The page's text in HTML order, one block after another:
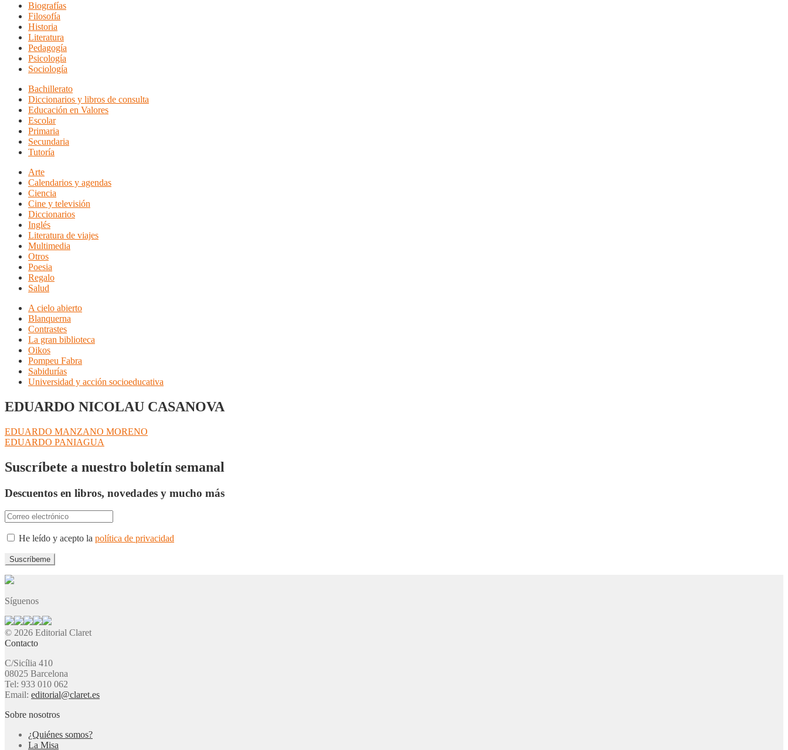
Biografías
Filosofía
Historia
Literatura
Pedagogía
Psicología
Sociología
Bachillerato
Diccionarios y libros de consulta
Educación en Valores
Escolar
Primaria
Secundaria
Tutoría
Arte
Calendarios y agendas
Ciencia
Cine y televisión
Diccionarios
Inglés
Literatura de viajes
Multimedia
Otros
Poesia
Regalo
Salud
A cielo abierto
Blanquerna
Contrastes
La gran biblioteca
Oikos
Pompeu Fabra
Sabidurías
Universidad y acción socioeducativa
EDUARDO NICOLAU CASANOVA
Navegación
de
entradas
Anterior:
EDUARDO MANZANO MORENO
Siguiente:
EDUARDO PANIAGUA
Suscríbete a nuestro boletín semanal
Descuentos en libros, novedades y mucho más
He leído y acepto la política de privacidad
Síguenos
© 2026 Editorial Claret
Contacto
C/Sicília 410
08025 Barcelona
Tel: 933 010 062
Email: editorial@claret.es
Sobre nosotros
¿Quiénes somos?
La Misa